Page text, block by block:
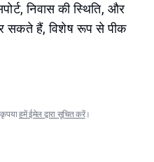
निवास की स्थिति, और
सकते हैं, विशेष रूप से पीक
कृपयाहमें ईमेल द्वारा सूचित करें।